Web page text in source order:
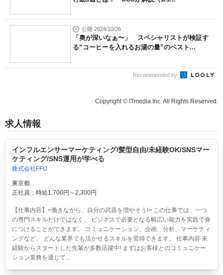
公開 2024/10/26
「奥が深いなぁ〜」 スペシャリストが検証す
る“コーヒーを入れるお湯の量”のベスト...
Recommended by
Copyright © ITmedia Inc. All Rights Reserved.
求人情報
インフルエンサーマーケティング/髪型自由/未経験OK/SNSマー
ケティング/SNS運用が学べる
株式会社FFU
東京都
正社員：時給1,700円～2,300円
【仕事内容】<働きながら、自分の武器を増やそう!> この仕事では、一つ
の専門スキルだけではなく、 ビジネスで必要となる幅広い能力を実践で身
につけることができます。 コミュニケーション、企画、分析、マーケティ
ングなど、 どんな業界でも活かせるスキルを習得できます。 仕事内容 未
経験からスタートした先輩が多数活躍中! まずはお客様とのコミュニケー
ション業務を通じて...